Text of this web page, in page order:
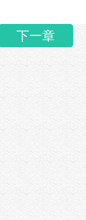
下一章